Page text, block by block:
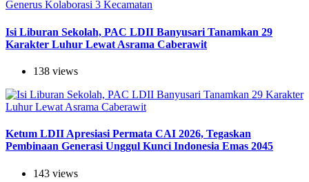
Isi Liburan Sekolah, PAC LDII Banyusari Tanamkan 29
Karakter Luhur Lewat Asrama Caberawit
138 views
Ketum LDII Apresiasi Permata CAI 2026, Tegaskan
Pembinaan Generasi Unggul Kunci Indonesia Emas 2045
143 views